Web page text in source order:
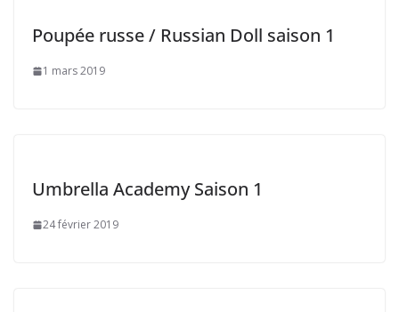
Poupée russe / Russian Doll saison 1
1 mars 2019
Umbrella Academy Saison 1
24 février 2019